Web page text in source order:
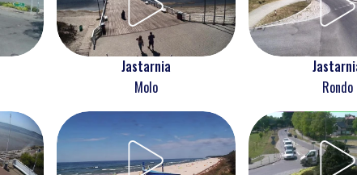
Jastarnia
Molo
Rondo